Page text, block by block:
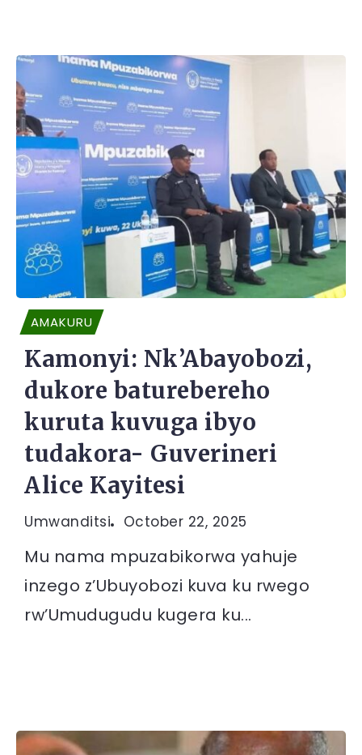
AMAKURU
Kamonyi: Nk’Abayobozi,
dukore baturebereho
kuruta kuvuga ibyo
tudakora- Guverineri
Alice Kayitesi
Umwanditsi October 22, 2025
Mu nama mpuzabikorwa yahuje
inzego z’Ubuyobozi kuva ku rwego
rw’Umudugudu kugera ku...